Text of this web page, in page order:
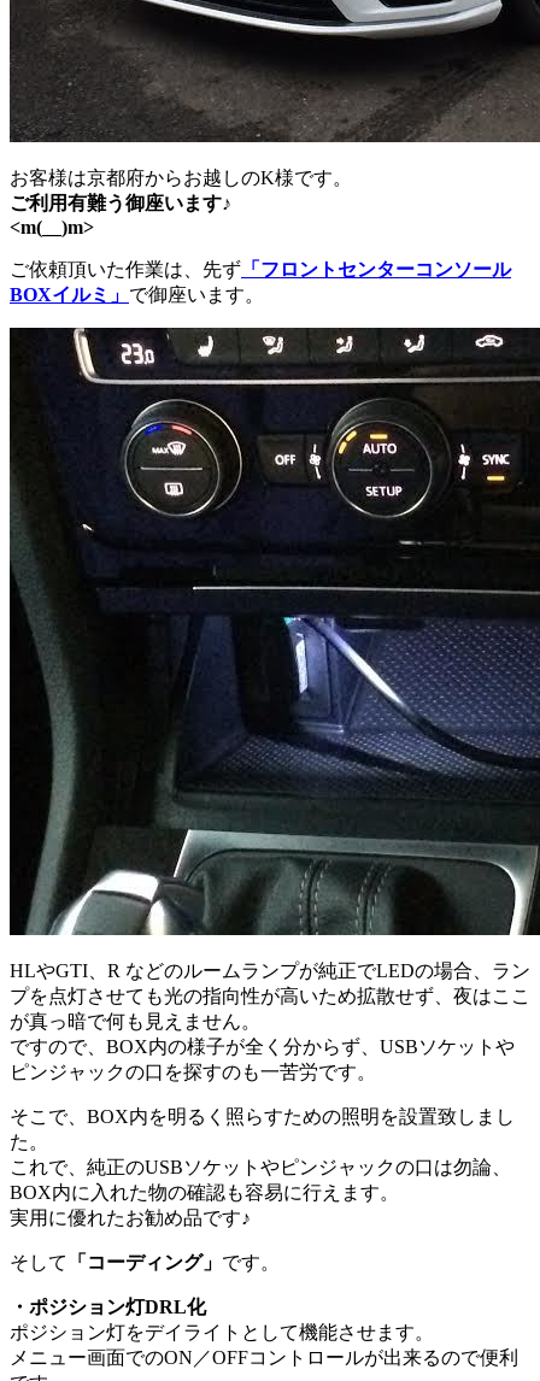
お客様は京都府からお越しのK様です。
ご利用有難う御座います♪
<m(__)m>
ご依頼頂いた作業は、先ず 「フロントセンターコンソール
BOXイルミ」 で御座います。
HLやGTI、R などのルームランプが純正でLEDの場合、ラン
プを点灯させても光の指向性が高いため拡散せず、夜はここ
が真っ暗で何も見えません。
ですので、BOX内の様子が全く分からず、USBソケットや
ピンジャックの口を探すのも一苦労です。
そこで、BOX内を明るく照らすための照明を設置致しまし
た。
これで、純正のUSBソケットやピンジャックの口は勿論、
BOX内に入れた物の確認も容易に行えます。
実用に優れたお勧め品です♪
そして 「コーディング」 です。
・ポジション灯DRL化
ポジション灯をデイライトとして機能させます。
メニュー画面でのON／OFFコントロールが出来るので便利